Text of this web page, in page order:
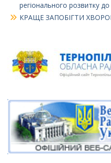
регіонального розвитку
КРАЩЕ ЗАПОБІГТИ